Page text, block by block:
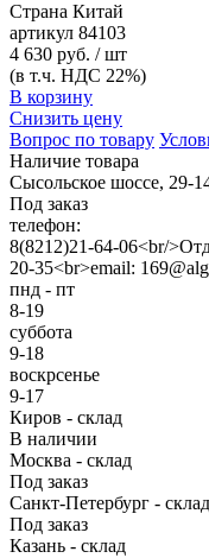
Страна Китай
артикул 84103
4 630 руб. / шт
(в т.ч. НДС 22%)
В корзину
Снизить цену
Вопрос по товару
Наличие товара
Сысольское шоссе, 29-
Под заказ
телефон:
8(8212)21-64-06<br/
20-35<br>email:
пнд - пт
8-19
суббота
9-18
воскрсенье
9-17
Киров - склад
В наличии
Москва - склад
Под заказ
Санкт-Петербург - склад
Под заказ
Казань - склад